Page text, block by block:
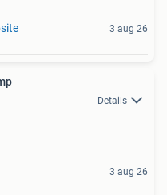
3 aug 26
Details
3 aug 26